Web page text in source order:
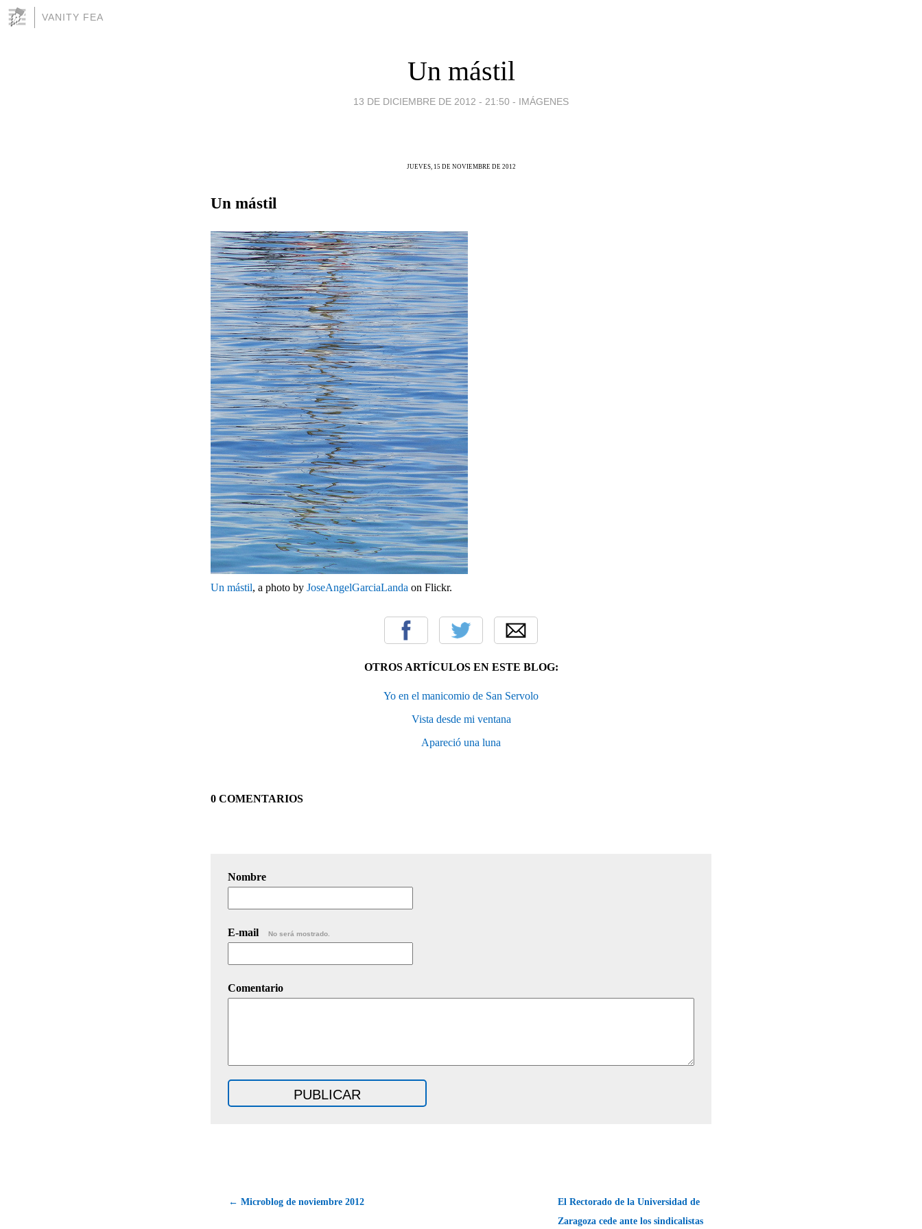
VANITY FEA
Un mástil
13 DE DICIEMBRE DE 2012 - 21:50 - IMÁGENES
JUEVES, 15 DE NOVIEMBRE DE 2012
Un mástil
Un mástil, a photo by JoseAngelGarciaLanda on Flickr.
OTROS ARTÍCULOS EN ESTE BLOG:
Yo en el manicomio de San Servolo
Vista desde mi ventana
Apareció una luna
0 COMENTARIOS
Nombre
E-mail No será mostrado.
Comentario
← Microblog de noviembre 2012
El Rectorado de la Universidad de
Zaragoza cede ante los sindicalistas